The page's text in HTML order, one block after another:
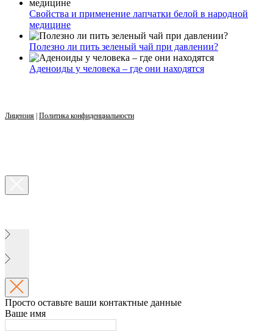
Свойства и применение лапчатки белой в народной
медицине
Полезно ли пить зеленый чай при давлении?
Аденоиды у человека – где они находятся
Лицензия Политика конфиденциальности
Просто оставьте ваши контактные данные
Ваше имя